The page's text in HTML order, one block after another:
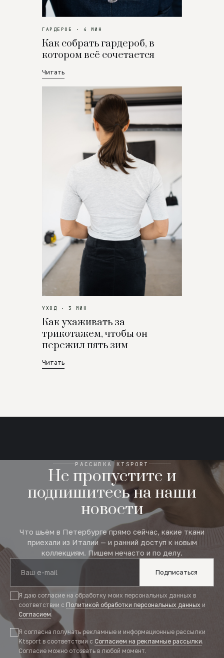
ГАРДЕРОБ · 4 МИН
Как собрать гардероб, в
котором всё сочетается
Читать
УХОД · 3 МИН
Как ухаживать за
трикотажем, чтобы он
пережил пять зим
Читать
РАССЫЛКА KTSPORT
Не пропустите и
подпишитесь на наши
новости
Что шьём в Петербурге прямо сейчас, какие ткани
приехали из Италии — и ранний доступ к новым
коллекциям. Пишем нечасто и по делу.
Подписаться
Я даю согласие на обработку моих персональных данных в
соответствии с Политикой обработки персональных данных и
Согласием.
Я согласна получать рекламные и информационные рассылки
Ktsport в соответствии с Согласием на рекламные рассылки.
Согласие можно отозвать в любой момент.